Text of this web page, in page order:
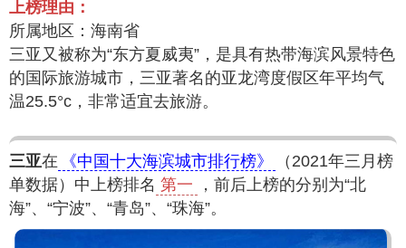
上榜理由：
所属地区：海南省
三亚又被称为“东方夏威夷”，是具有热带海滨风景特色
的国际旅游城市，三亚著名的亚龙湾度假区年平均气
温25.5°c，非常适宜去旅游。
三亚在 《中国十大海滨城市排行榜》
（2021年三月榜
单数据）中上榜排名 第一
，前后上榜的分别为“北
海”、“宁波”、“青岛”、“珠海”。